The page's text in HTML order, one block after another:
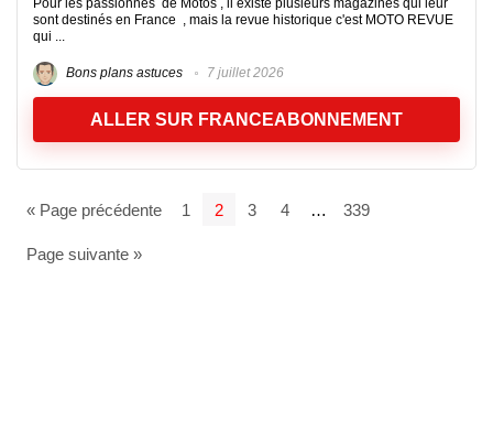
Pour les passionnés de Motos , il existe plusieurs magazines qui leur
sont destinés en France , mais la revue historique c'est MOTO REVUE
qui ...
Bons plans astuces 7 juillet 2026
ALLER SUR FRANCEABONNEMENT
« Page précédente 1 2 3 4 … 339
Page suivante »